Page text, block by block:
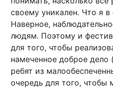
своему уникален. Что я в
Наверное,
людям. Поэтому и
для того, чтобы
намеченное доброе дело
ребят из
очередь для того, чтобы